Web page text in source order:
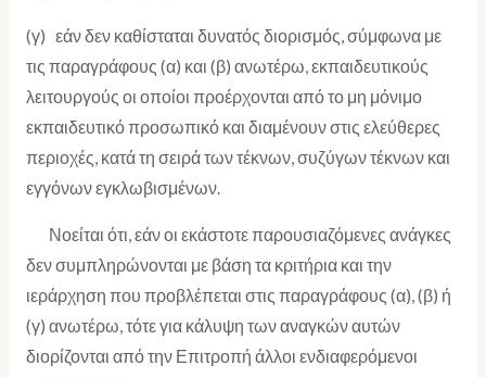
(γ) εάν δεν καθίσταται δυνατός διορισμός, σύμφωνα με
τις παραγράφους (α) και (β) ανωτέρω, εκπαιδευτικούς
λειτουργούς οι οποίοι προέρχονται από το μη μόνιμο
εκπαιδευτικό προσωπικό και διαμένουν στις ελεύθερες
περιοχές, κατά τη σειρά των τέκνων, συζύγων τέκνων και
εγγόνων εγκλωβισμένων.
Νοείται ότι, εάν οι εκάστοτε παρουσιαζόμενες ανάγκες
δεν συμπληρώνονται με βάση τα κριτήρια και την
ιεράρχηση που προβλέπεται στις παραγράφους (α), (β) ή
(γ) ανωτέρω, τότε για κάλυψη των αναγκών αυτών
διορίζονται από την Επιτροπή άλλοι ενδιαφερόμενοι